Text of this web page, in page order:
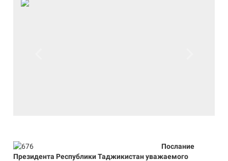
Послание
Президента Республики Таджикистан уважаемого